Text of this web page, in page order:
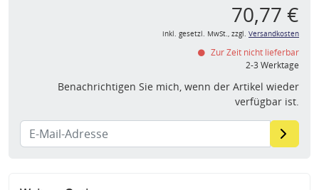
70,77 €
inkl. gesetzl. MwSt., zzgl. Versandkosten
Zur Zeit nicht lieferbar
2-3 Werktage
Benachrichtigen Sie mich, wenn der Artikel wieder
verfügbar ist.